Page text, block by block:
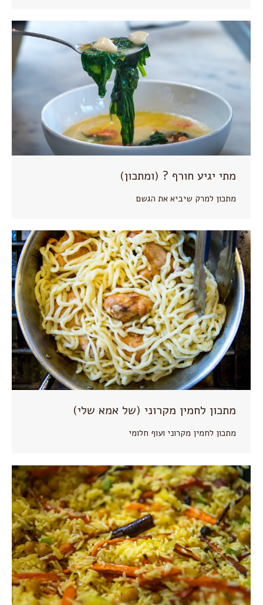
מתי יגיע חורף ? (ומתכון)
מתכון למרק שיביא את הגשם
מתכון לחמין מקרוני (של אמא שלי)
מתכון לחמין מקרוני ועוף חלומי